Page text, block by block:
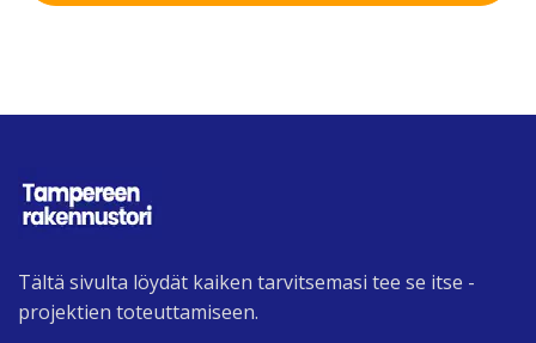
Tältä sivulta löydät kaiken tarvitsemasi tee se itse -
projektien toteuttamiseen.